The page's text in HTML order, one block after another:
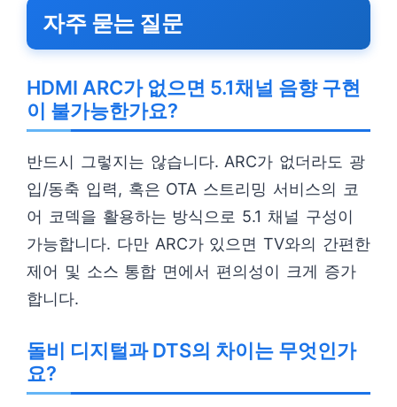
자주 묻는 질문
HDMI ARC가 없으면 5.1채널 음향 구현
이 불가능한가요?
반드시 그렇지는 않습니다. ARC가 없더라도 광
입/동축 입력, 혹은 OTA 스트리밍 서비스의 코
어 코덱을 활용하는 방식으로 5.1 채널 구성이
가능합니다. 다만 ARC가 있으면 TV와의 간편한
제어 및 소스 통합 면에서 편의성이 크게 증가
합니다.
돌비 디지털과 DTS의 차이는 무엇인가
요?